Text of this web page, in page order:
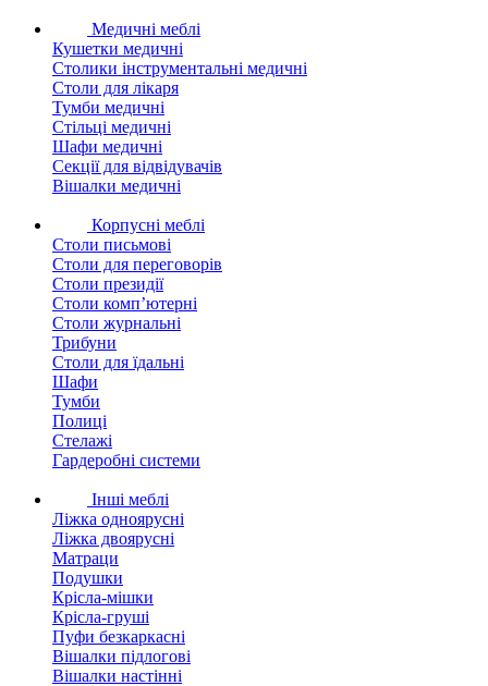
Медичні меблі
Кушетки медичні
Столики інструментальні медичні
Столи для лікаря
Тумби медичні
Стільці медичні
Шафи медичні
Секції для відвідувачів
Вішалки медичні
Корпусні меблі
Столи письмові
Столи для переговорів
Столи президії
Столи комп’ютерні
Столи журнальні
Трибуни
Столи для їдальні
Шафи
Тумби
Полиці
Стелажі
Гардеробні системи
Інші меблі
Ліжка одноярусні
Ліжка двоярусні
Матраци
Подушки
Крісла-мішки
Крісла-груші
Пуфи безкаркасні
Вішалки підлогові
Вішалки настінні